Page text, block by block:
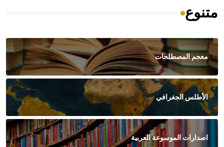
متنوع
معجم المصطلحات
الأطلس الجغرافي
اصدارات الموسوعة العربية